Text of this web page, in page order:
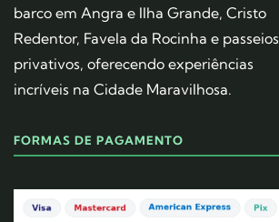
barco em Angra e Ilha Grande, Cristo
Redentor, Favela da Rocinha e passeios
privativos, oferecendo experiências
incríveis na Cidade Maravilhosa.
FORMAS DE PAGAMENTO